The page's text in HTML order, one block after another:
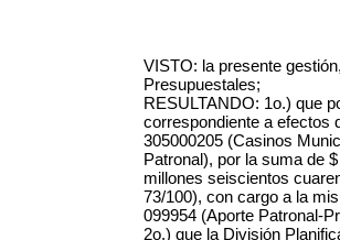
VISTO: la presente
Presupuestales;
RESULTANDO: 1o.) que
correspondiente a efectos
305000205 (Casinos
Patronal), por la suma de
millones seiscientos
73/100), con cargo a la
099954 (Aporte Patronal-
2o.) que la División